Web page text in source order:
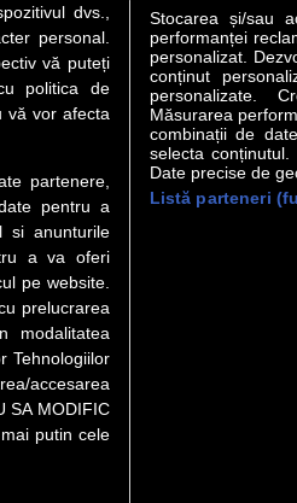
LIDERI ANALIZE HI-
Politica de confidentialitate
Termeni si conditii
About cookies
de drepturi de proprietate
Preluarea de informaţii
dvs.,
personal.
vă puteți
politica de
vă vor afecta
partenere,
pentru a
si anunturile
a va oferi
pe website.
prelucrarea
modalitatea
Tehnologiilor
accesarea
SA MODIFIC
putin cele
Stocarea și/sau
performanței
personalizat.
conținut
personalizate.
Măsurarea
combinații de
selecta
Date precise de
Listă parteneri